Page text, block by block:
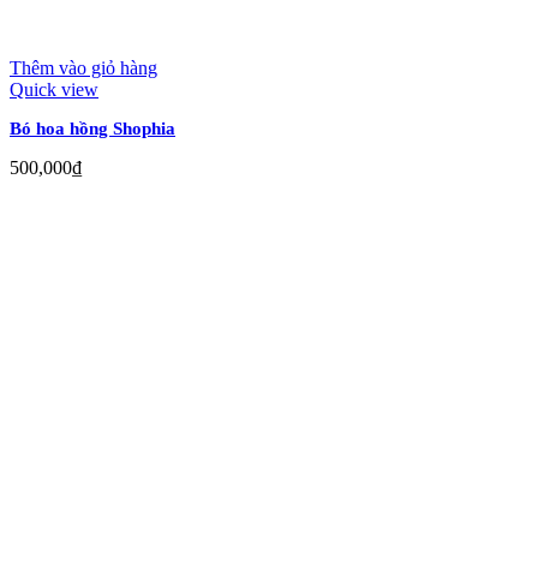
Thêm vào giỏ hàng
Quick view
Bó hoa hồng Shophia
500,000₫